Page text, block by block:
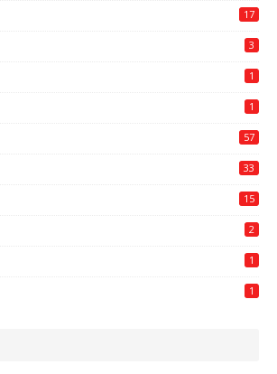
17
3
1
1
57
33
15
2
1
1